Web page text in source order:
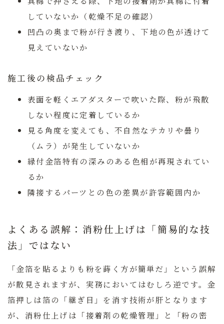
していないか（乾燥不足の確認）
凹凸の奥まで粉が行き渡り、下地の色が透けて
見えていないか
施工後の検品チェック
表面を軽くエアダスターで吹いた際、粉が飛散
しない程度に定着しているか
見る角度を変えても、不自然なテカリや曇り
（ムラ）が発生していないか
縁付金箔特有の深みのある色相が再現されてい
るか
隣接するパーツとの色の差異が許容範囲内か
よくある誤解：消粉仕上げは「簡易的な技
法」ではない
「金箔を貼るよりも粉を蒔く方が簡単だ」という誤解
が散見されますが、実務においてはむしろ逆です。金
箔押しは箔の「継ぎ目」を消す技術が肝となります
が、消粉仕上げは「接着剤の乾燥管理」と「粉の密